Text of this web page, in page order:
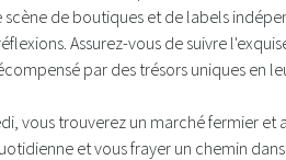
de boutiques et de labels
Assurez-vous de suivre
par des trésors uniques en
vous trouverez un marché fermier et
et vous frayer un chemin